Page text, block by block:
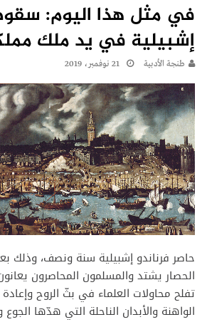
في مثل هذا اليوم:
إشبيلية في يد ملك
طنجة الأدبية 21 نوفمبر، 2019
حاصر فرناندو إشبيلية سنة ونصف، وذلك
الحصار يشتد والمسلمون المحاصرون
تفلح محاولات العلماء في بثّ الروح
الواهنة والأبدان الناحلة التي هدّها